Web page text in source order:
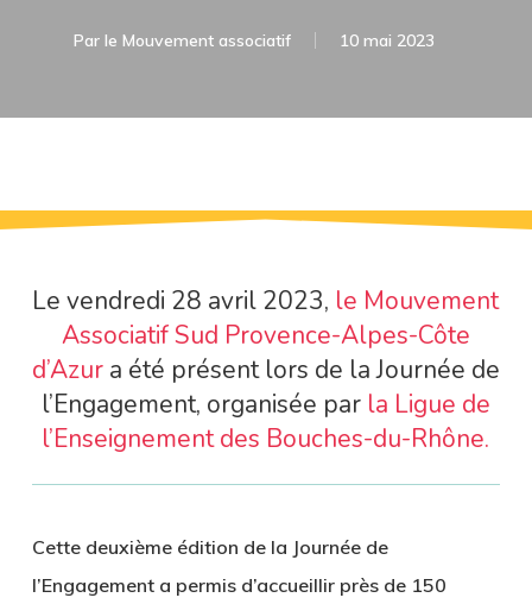
Par le Mouvement associatif 10 mai 2023
Le vendredi 28 avril 2023, le Mouvement
Associatif Sud Provence-Alpes-Côte
d’Azura été présent lors de la Journée de
l’Engagement, organisée par la Ligue de
l’Enseignement des Bouches-du-Rhône.
Cette deuxième édition de la Journée de
l’Engagement a permis d’accueillir près de 150